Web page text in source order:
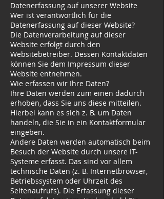
Datenerfassung auf unserer Website
Wer ist verantwortlich für die
Datenerfassung auf dieser Website?
Die Datenverarbeitung auf dieser
Website erfolgt durch den
Websitebetreiber. Dessen Kontaktdaten
können Sie dem Impressum dieser
Website entnehmen.
Wie erfassen wir Ihre Daten?
Ihre Daten werden zum einen dadurch
erhoben, dass Sie uns diese mitteilen.
Hierbei kann es sich z. B. um Daten
handeln, die Sie in ein Kontaktformular
eingeben.
Andere Daten werden automatisch beim
Besuch der Website durch unsere IT-
Systeme erfasst. Das sind vor allem
technische Daten (z. B. Internetbrowser,
Betriebssystem oder Uhrzeit des
Seitenaufrufs). Die Erfassung dieser